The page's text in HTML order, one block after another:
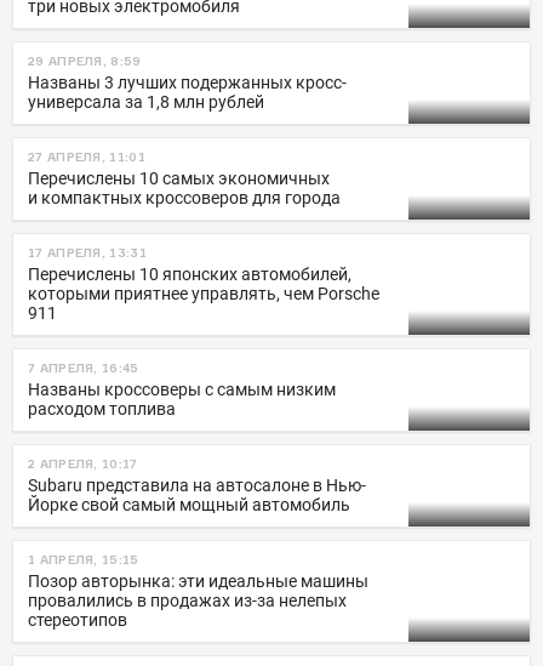
три новых электромобиля
29 АПРЕЛЯ, 8:59
Названы 3 лучших подержанных кросс-
универсала за 1,8 млн рублей
27 АПРЕЛЯ, 11:01
Перечислены 10 самых экономичных
и компактных кроссоверов для города
17 АПРЕЛЯ, 13:31
Перечислены 10 японских автомобилей,
которыми приятнее управлять, чем Porsche
911
7 АПРЕЛЯ, 16:45
Названы кроссоверы с самым низким
расходом топлива
2 АПРЕЛЯ, 10:17
Subaru представила на автосалоне в Нью-
Йорке свой самый мощный автомобиль
1 АПРЕЛЯ, 15:15
Позор авторынка: эти идеальные машины
провалились в продажах из-за нелепых
стереотипов